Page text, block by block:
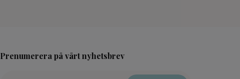
Prenumerera på vårt nyhetsbrev